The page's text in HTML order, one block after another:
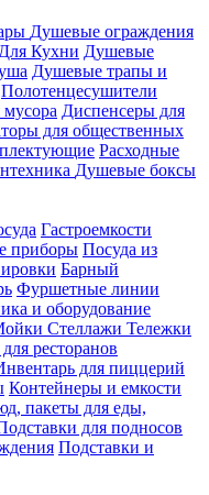
Душевые ограждения
Для Кухни Душевые
Душевые трапы и
Полотенцесушители
Диспенсеры для
для общественных
Расходные
Душевые боксы
Гастроемкости
приборы Посуда из
Барный
Фуршетные линии
и оборудование
Стеллажи Тележки
ресторанов
для пиццерий
Контейнеры и емкости
пакеты для еды,
для подносов
Подставки и